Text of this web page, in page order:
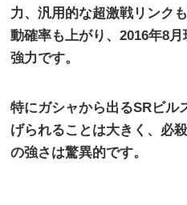
力、汎用的な超激戦リンク
動確率も上がり、2016年8月
強力です。
特にガシャから出るSRビル
げられることは大きく、必
の強さは驚異的です。